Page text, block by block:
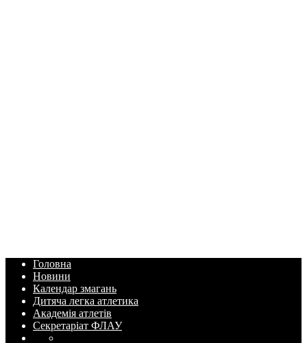
Головна
Новини
Календар змагань
Дитяча легка атлетика
Академія атлетів
Секретаріат ФЛАУ